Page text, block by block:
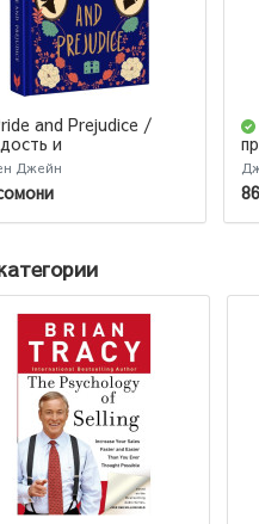
and Prejudice /
и
Джейн